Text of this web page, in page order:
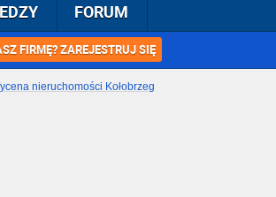
FIRMĘ? ZAREJESTRUJ SIĘ
FORUM
nieruchomości Kołobrzeg